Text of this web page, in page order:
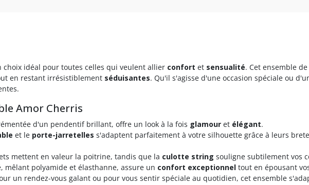
choix idéal pour toutes celles qui veulent allier confort et sensualité. Cet ensemble de
en restant irrésistiblement séduisantes. Qu'il s'agisse d'une occasion spéciale ou
Amor Cherris
d'un pendentif brillant, offre un look à la fois glamour et élégant.
et le porte-jarretelles s'adaptent parfaitement à votre silhouette grâce à leurs
mettent en valeur la poitrine, tandis que la culotte string souligne subtilement vos
mêlant polyamide et élasthanne, assure un confort exceptionnel tout en épousant
un rendez-vous galant ou pour vous sentir spéciale au quotidien, cet ensemble